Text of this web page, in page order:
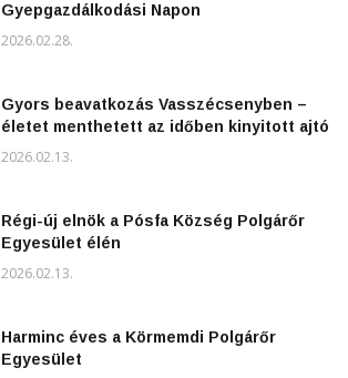
Gyepgazdálkodási Napon
2026.02.28.
Gyors beavatkozás Vasszécsenyben –
életet menthetett az időben kinyitott ajtó
2026.02.13.
Régi-új elnök a Pósfa Község Polgárőr
Egyesület élén
2026.02.13.
Harminc éves a Körmemdi Polgárőr
Egyesület